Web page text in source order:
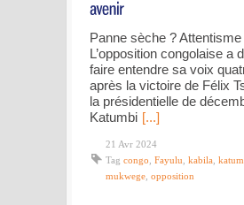
Panne sèche ? Attentisme
L’opposition congolaise a
faire entendre sa voix
après la victoire de Félix
la présidentielle de
Katumbi [...]
21 Avr 2024
Tag congo Fayulu kabila
mukwege opposition